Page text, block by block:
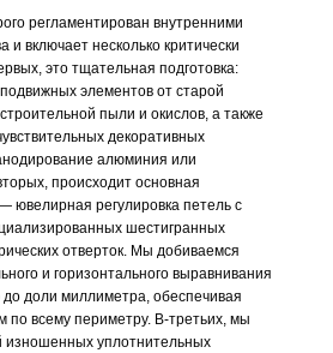
регламентирован внутренними
и включает несколько критически
это тщательная подготовка:
элементов от старой
пыли и окислов, а также
декоративных
алюминия или
происходит основная
ювелирная регулировка петель с
шестигранных
отверток. Мы добиваемся
и горизонтального выравнивания
до доли миллиметра, обеспечивая
всему периметру. В-третьих, мы
изношенных уплотнительных